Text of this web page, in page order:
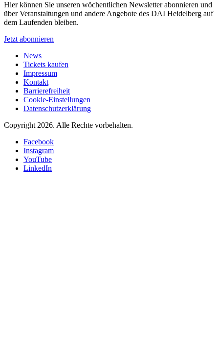
Hier können Sie unseren wöchentlichen Newsletter abonnieren und
über Veranstaltungen und andere Angebote des DAI Heidelberg auf
dem Laufenden bleiben.
Jetzt abonnieren
News
Tickets kaufen
Impressum
Kontakt
Barrierefreiheit
Cookie-Einstellungen
Datenschutzerklärung
Copyright 2026. Alle Rechte vorbehalten.
Facebook
Instagram
YouTube
LinkedIn